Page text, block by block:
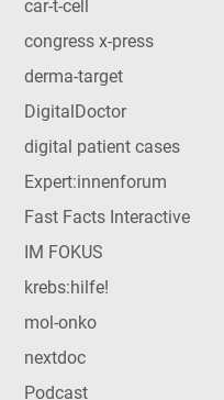
car-t-cell
congress x-press
derma-target
DigitalDoctor
digital patient cases
Expert:innenforum
Fast Facts Interactive
IM FOKUS
krebs:hilfe!
mol-onko
nextdoc
Podcast